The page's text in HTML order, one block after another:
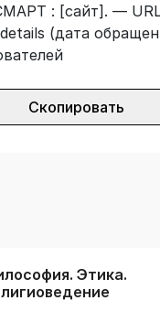
: [сайт]. —
(дата
Скопировать
Этика.